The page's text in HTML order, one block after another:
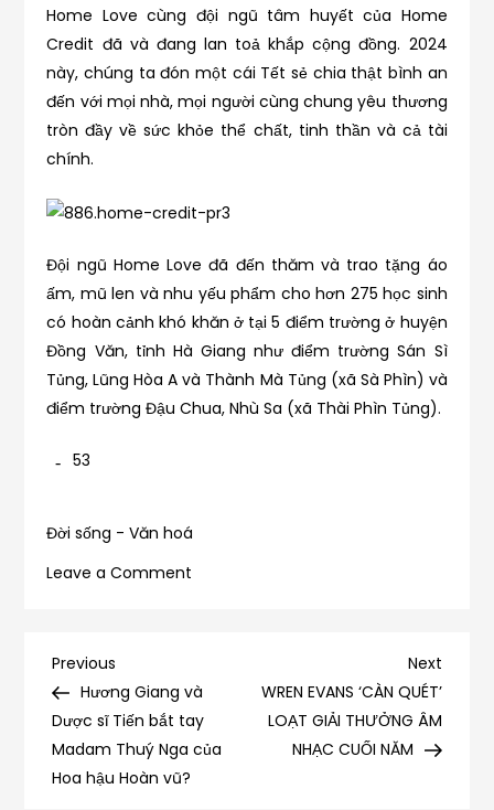
Home Love cùng đội ngũ tâm huyết của Home
Credit đã và đang lan toả khắp cộng đồng. 2024
này, chúng ta đón một cái Tết sẻ chia thật bình an
đến với mọi nhà, mọi người cùng chung yêu thương
tròn đầy về sức khỏe thể chất, tinh thần và cả tài
chính.
Đội ngũ Home Love đã đến thăm và trao tặng áo
ấm, mũ len và nhu yếu phẩm cho hơn 275 học sinh
có hoàn cảnh khó khăn ở tại 5 điểm trường ở huyện
Đồng Văn, tỉnh Hà Giang như điểm trường Sán Sì
Tủng, Lũng Hòa A và Thành Mà Tủng (xã Sà Phìn) và
điểm trường Đậu Chua, Nhù Sa (xã Thài Phìn Tủng).
53
Đời sống - Văn hoá
Leave a Comment
TẾT
ẤM
VỀ
Điều
hướng
bài
Previous
Post
Previous
Hương Giang và
Dược sĩ Tiến bắt tay
Madam Thuý Nga của
Hoa hậu Hoàn vũ?
Next
Post
Next
WREN EVANS ‘CÀN QUÉT’
LOẠT GIẢI THƯỞNG ÂM
NHẠC CUỐI NĂM